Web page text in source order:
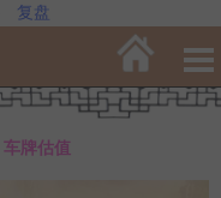
复盘
车牌估值